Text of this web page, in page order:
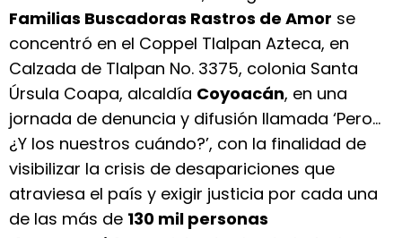
Familias Buscadoras Rastros de Amor se
concentró en el Coppel Tlalpan Azteca, en
Calzada de Tlalpan No. 3375, colonia Santa
Úrsula Coapa, alcaldía Coyoacán, en una
jornada de denuncia y difusión llamada ‘Pero…
¿Y los nuestros cuándo?’, con la finalidad de
visibilizar la crisis de desapariciones que
atraviesa el país y exigir justicia por cada una
de las más de 130 mil personas